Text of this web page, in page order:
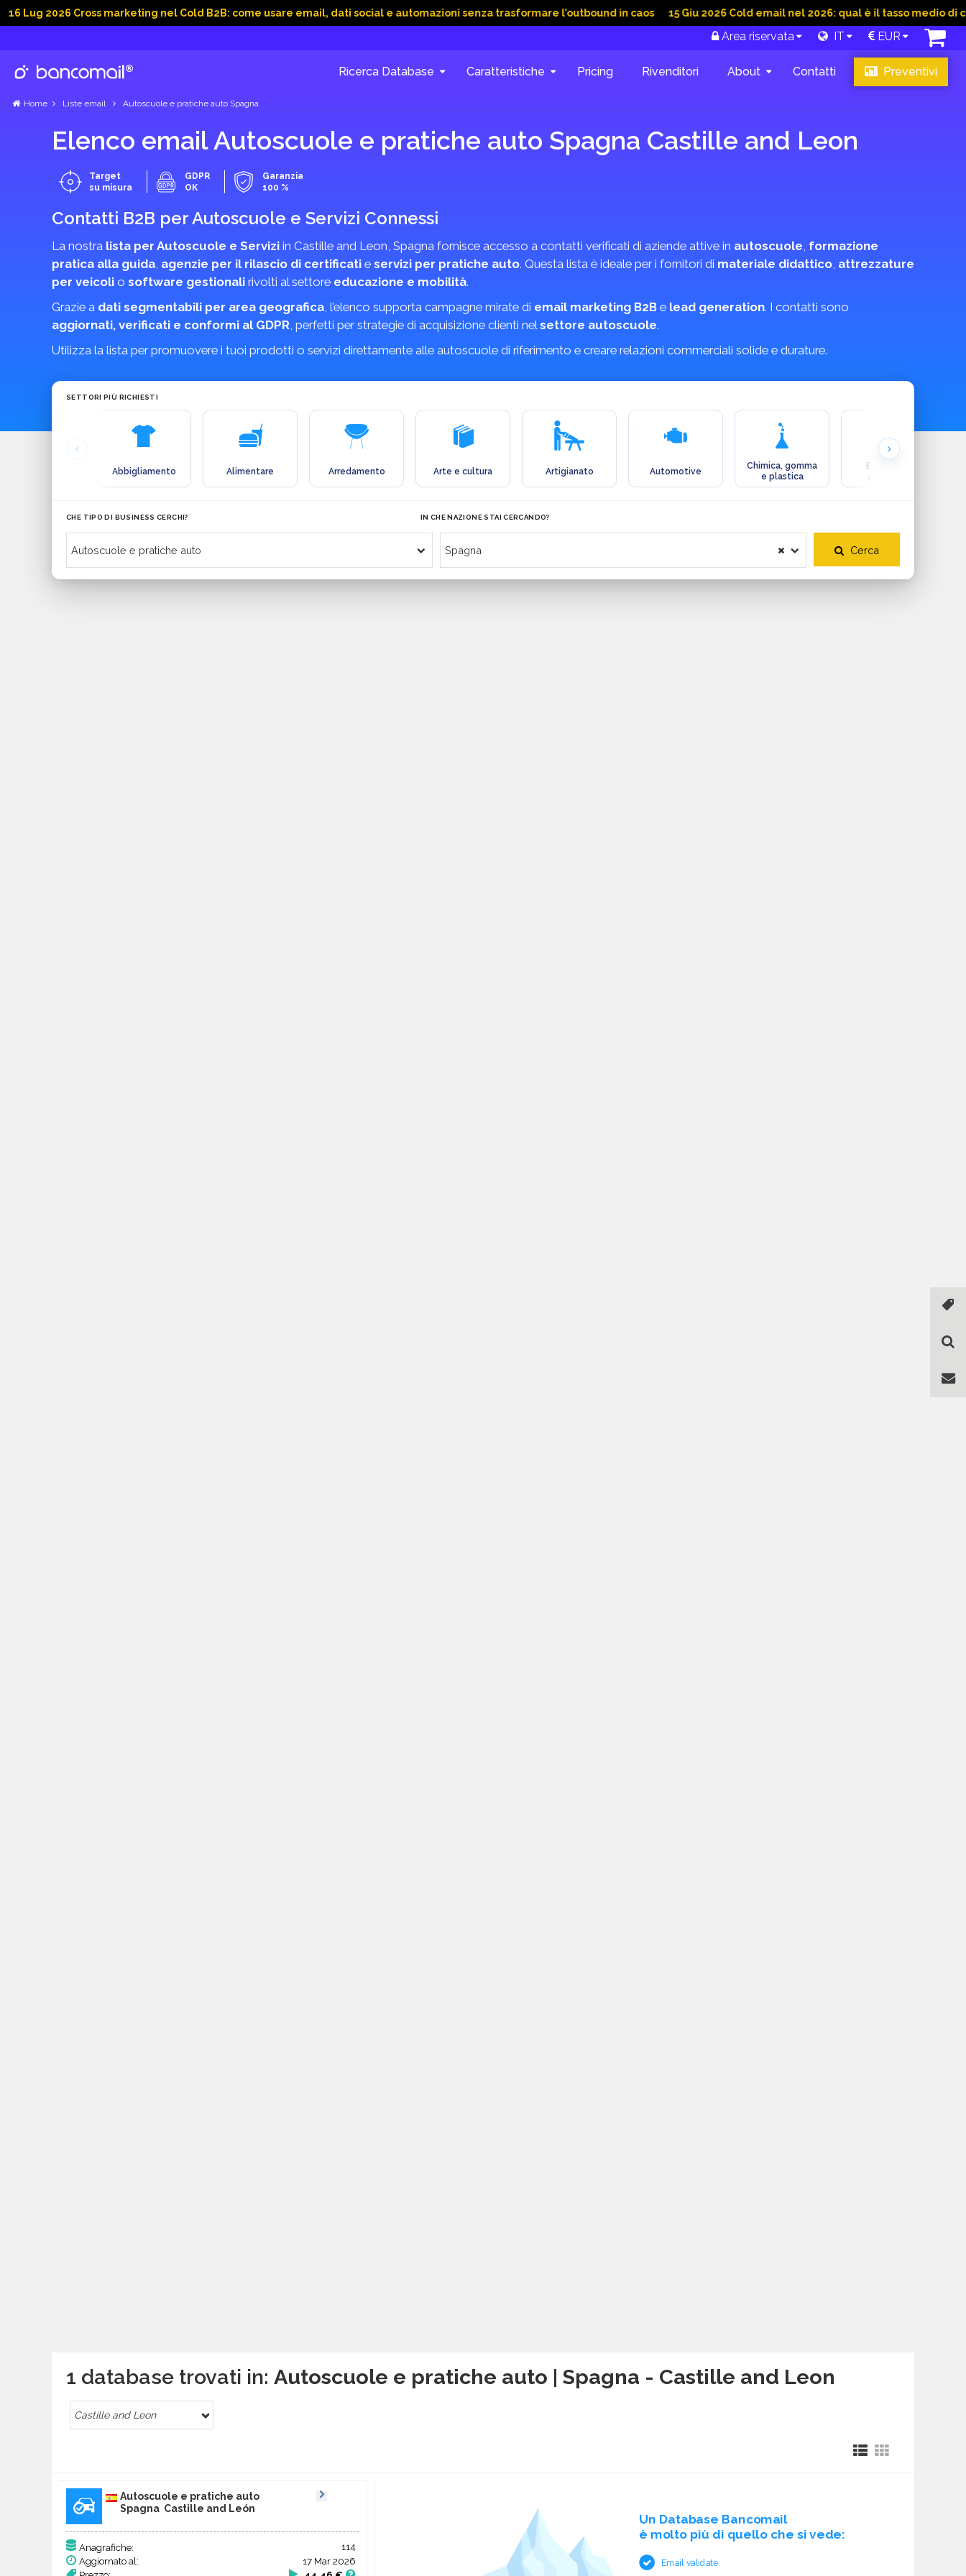
Cross marketing nel Cold B2B: come usare email, dati social e automazioni senza trasformare l’outbound in caos 15 Giu 2026 Cold email nel 2026: qual è il tasso medio di
Area riservata IT EUR
Ricerca Database Caratteristiche Pricing Rivenditori About Contatti Preventivi
Home Liste email Autoscuole e pratiche auto Spagna
Elenco email Autoscuole e pratiche auto Spagna Castille and Leon
Target
su misura
GDPR
OK
Garanzia
100 %
Contatti B2B per Autoscuole e Servizi Connessi
La nostra lista per Autoscuole e Servizi in Castille and Leon, Spagna fornisce accesso a contatti verificati di aziende attive in autoscuole, formazione
pratica alla guida, agenzie per il rilascio di certificati e servizi per pratiche auto. Questa lista è ideale per i fornitori di materiale didattico, attrezzature
per veicoli o software gestionali rivolti al settore educazione e mobilità.
Grazie a dati segmentabili per area geografica, l’elenco supporta campagne mirate di email marketing B2B e lead generation. I contatti sono
aggiornati, verificati e conformi al GDPR, perfetti per strategie di acquisizione clienti nelsettore autoscuole.
Utilizza la lista per promuovere i tuoi prodotti o servizi direttamente alle autoscuole di riferimento e creare relazioni commerciali solide e durature.
SETTORI PIÙ RICHIESTI
Abbigliamento Alimentare Arredamento Arte e cultura Artigianato Automotive
Chimica, gomma
e plastica
Ecologia e
ambiente
CHE TIPO DI BUSINESS CERCHI? IN CHE NAZIONE STAI CERCANDO?
Cerca
1 database trovati in: Autoscuole e pratiche auto | Spagna - Castille and Leon
Castille and Leon
Autoscuole e pratiche auto
Spagna Castille and León
Anagrafiche:
114
Aggiornato al:
17 Mar 2026
Un Database Bancomail
è molto più di quello che si vede:
Email validate